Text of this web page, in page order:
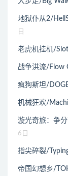
地狱仆从2/
日
老虎机挂机/
战争洪流/Flow
疯狗斯坦/
机械狂欢/
漩光奇旅：争
6日
指尖碎裂/
帝国幻想乡/